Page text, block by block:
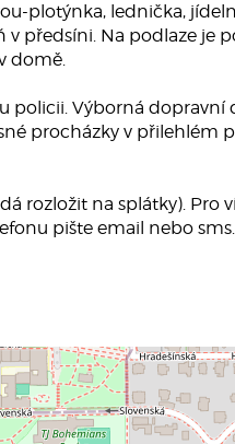
plotýnka, lednička,
předsíni. Na podlaze je
domě.
policii. Výborná
procházky v přilehlém
rozložit na splátky).
pište email nebo